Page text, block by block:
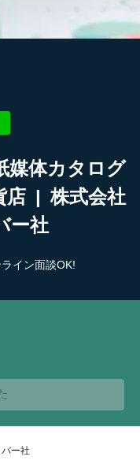
媒体カタログ
店 | 株式会社
ー社
イン面談OK!
ー社